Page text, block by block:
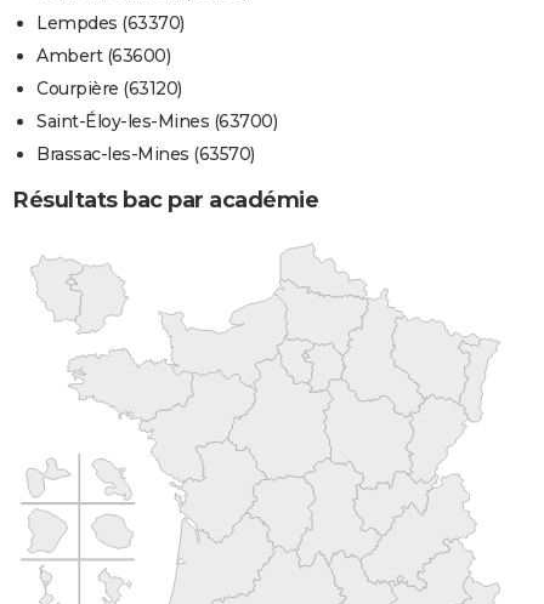
Lempdes (63370)
Ambert (63600)
Courpière (63120)
Saint-Éloy-les-Mines (63700)
Brassac-les-Mines (63570)
Résultats bac par académie